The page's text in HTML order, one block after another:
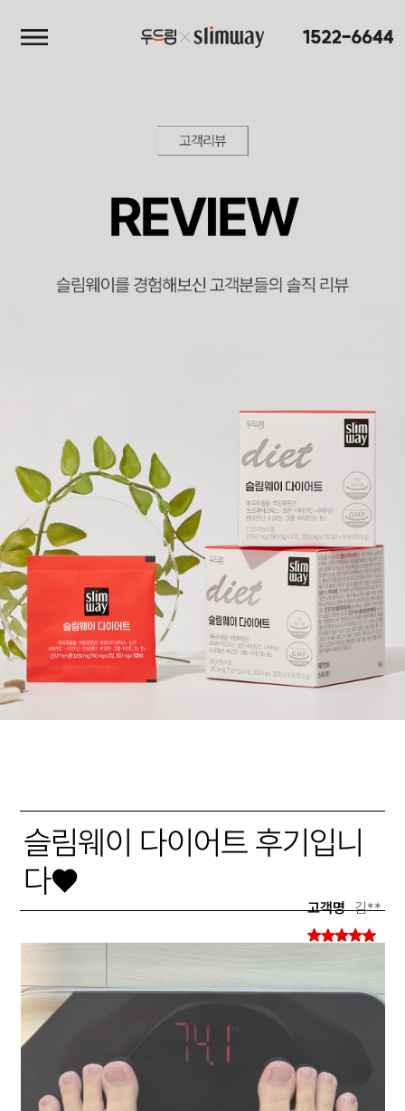
슬림웨이 다이어트 후기입니
다♥
고객명 김**